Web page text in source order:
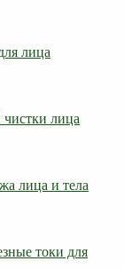
лица
лица
лица и тела
токи для